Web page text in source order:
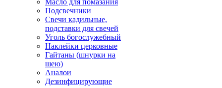
Масло для помазания
Подсвечники
Свечи кадильные,
подставки для свечей
Уголь богослужебный
Наклейки церковные
Гайтаны (шнурки на
шею)
Аналои
Дезинфицирующие